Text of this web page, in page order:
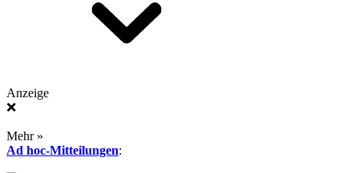
Anzeige
❌
Mehr »
Ad hoc-Mitteilungen: